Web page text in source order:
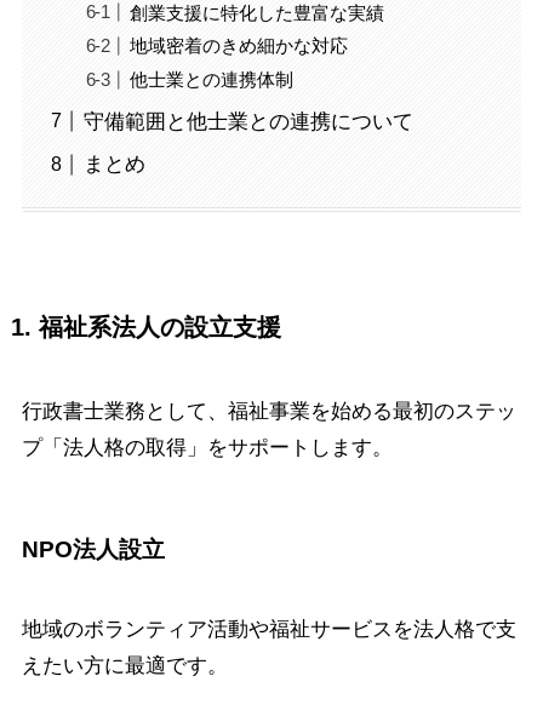
創業支援に特化した豊富な実績
地域密着のきめ細かな対応
他士業との連携体制
守備範囲と他士業との連携について
まとめ
1. 福祉系法人の設立支援
行政書士業務として、福祉事業を始める最初のステッ
プ「法人格の取得」をサポートします。
NPO法人設立
地域のボランティア活動や福祉サービスを法人格で支
えたい方に最適です。